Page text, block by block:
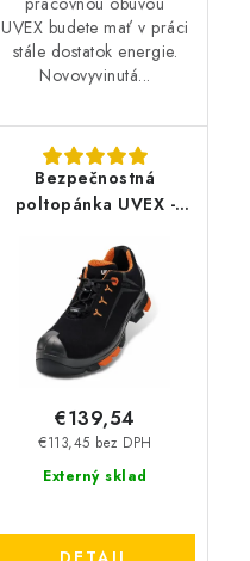
UVEX budete mať v práci
stále dostatok energie.
Novovyvinutá...
Bezpečnostná
poltopánka UVEX -
Externý sklad
€113,45 bez DPH
€139,54